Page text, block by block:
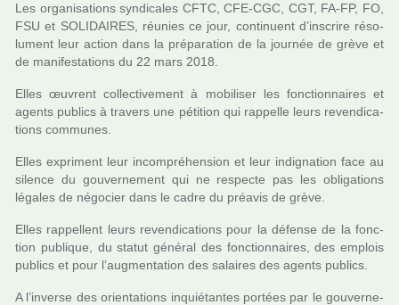
Les orga­ni­sa­tions syn­di­ca­les CFTC, CFE-CGC, CGT, FA-FP, FO,
FSU et SOLIDAIRES, réu­nies ce jour, conti­nuent d’ins­crire réso­
lu­ment leur action dans la pré­pa­ra­tion de la jour­née de grève et
de mani­fes­ta­tions du 22 mars 2018.
Elles œuvrent col­lec­ti­ve­ment à mobi­li­ser les fonc­tion­nai­res et
agents publics à tra­vers une péti­tion qui rap­pelle leurs reven­di­ca­
tions com­mu­nes.
Elles expri­ment leur incom­pré­hen­sion et leur indi­gna­tion face au
silence du gou­ver­ne­ment qui ne res­pecte pas les obli­ga­tions
léga­les de négo­cier dans le cadre du préa­vis de grève.
Elles rap­pel­lent leurs reven­di­ca­tions pour la défense de la fonc­
tion publi­que, du statut géné­ral des fonc­tion­nai­res, des emplois
publics et pour l’aug­men­ta­tion des salai­res des agents publics.
A l’inverse des orien­ta­tions inquié­tan­tes por­tées par le gou­ver­ne­